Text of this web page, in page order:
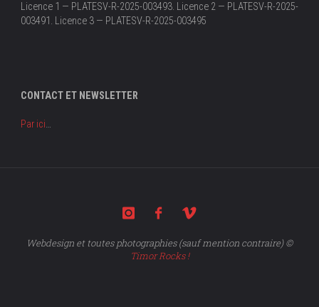
Licence 1 — PLATESV-R-2025-003493. Licence 2 — PLATESV-R-2025-
003491. Licence 3 — PLATESV-R-2025-003495
CONTACT ET NEWSLETTER
Par ici…
Webdesign et toutes photographies (sauf mention contraire) ©
Timor Rocks !